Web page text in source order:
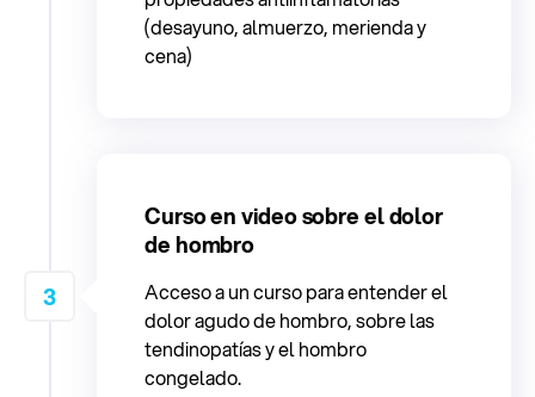
(desayuno, almuerzo, merienda y
cena)
Curso en video sobre el dolor
de hombro
Acceso a un curso para entender el
dolor agudo de hombro, sobre las
tendinopatías y el hombro
congelado.
3